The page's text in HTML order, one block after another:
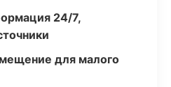
24/7,
для малого